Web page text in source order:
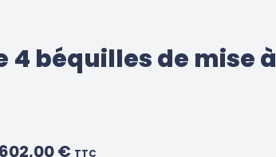
4 béquilles de mise à
€ TTC